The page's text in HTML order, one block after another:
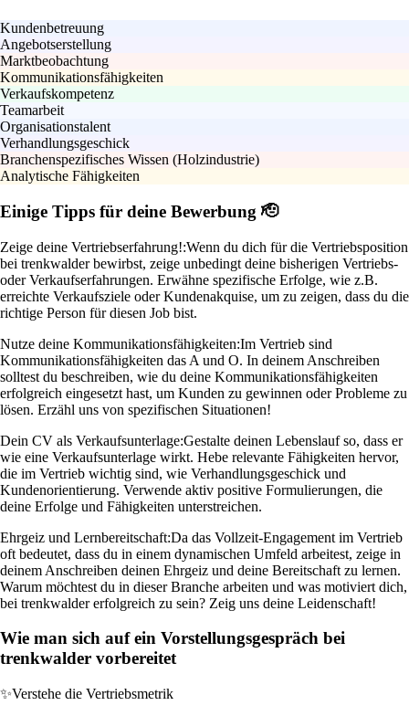
Kundenbetreuung
Angebotserstellung
Marktbeobachtung
Kommunikationsfähigkeiten
Verkaufskompetenz
Teamarbeit
Organisationstalent
Verhandlungsgeschick
Branchenspezifisches Wissen (Holzindustrie)
Analytische Fähigkeiten
Einige Tipps für deine Bewerbung 🫡
Zeige deine Vertriebserfahrung!:Wenn du dich für die Vertriebsposition
bei trenkwalder bewirbst, zeige unbedingt deine bisherigen Vertriebs-
oder Verkaufserfahrungen. Erwähne spezifische Erfolge, wie z.B.
erreichte Verkaufsziele oder Kundenakquise, um zu zeigen, dass du die
richtige Person für diesen Job bist.
Nutze deine Kommunikationsfähigkeiten:Im Vertrieb sind
Kommunikationsfähigkeiten das A und O. In deinem Anschreiben
solltest du beschreiben, wie du deine Kommunikationsfähigkeiten
erfolgreich eingesetzt hast, um Kunden zu gewinnen oder Probleme zu
lösen. Erzähl uns von spezifischen Situationen!
Dein CV als Verkaufsunterlage:Gestalte deinen Lebenslauf so, dass er
wie eine Verkaufsunterlage wirkt. Hebe relevante Fähigkeiten hervor,
die im Vertrieb wichtig sind, wie Verhandlungsgeschick und
Kundenorientierung. Verwende aktiv positive Formulierungen, die
deine Erfolge und Fähigkeiten unterstreichen.
Ehrgeiz und Lernbereitschaft:Da das Vollzeit-Engagement im Vertrieb
oft bedeutet, dass du in einem dynamischen Umfeld arbeitest, zeige in
deinem Anschreiben deinen Ehrgeiz und deine Bereitschaft zu lernen.
Warum möchtest du in dieser Branche arbeiten und was motiviert dich,
bei trenkwalder erfolgreich zu sein? Zeig uns deine Leidenschaft!
Wie man sich auf ein Vorstellungsgespräch bei
trenkwalder vorbereitet
✨Verstehe die Vertriebsmetrik